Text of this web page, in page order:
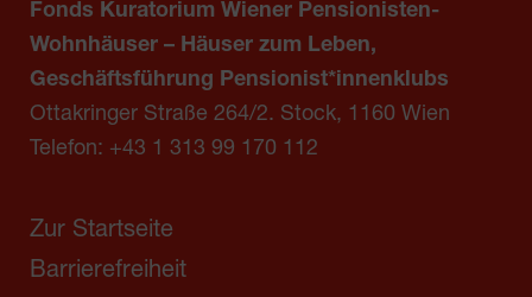
Fonds Kuratorium Wiener Pensionisten-
Wohnhäuser – Häuser zum Leben,
Geschäftsführung Pensionist*innenklubs
Ottakringer Straße 264/2. Stock, 1160 Wien
Telefon: +43 1 313 99 170 112
Zur Startseite
Barrierefreiheit